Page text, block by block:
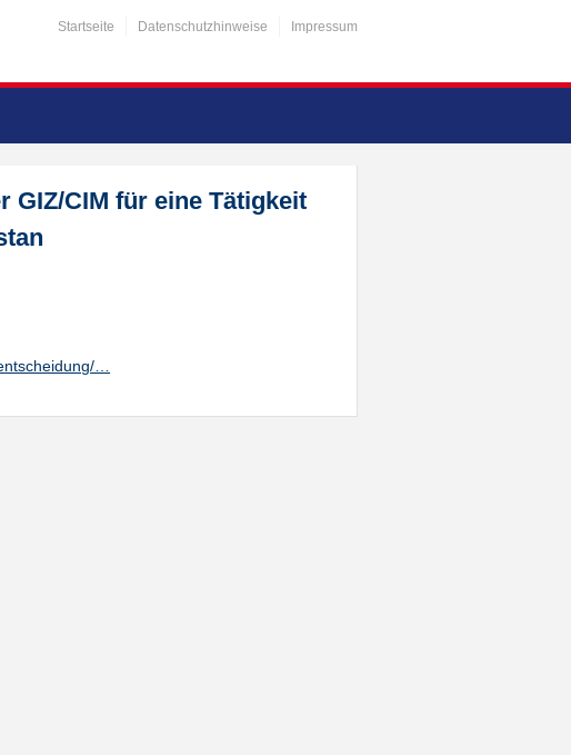
Startseite Datenschutzhinweise Impressum
GIZ/CIM für eine Tätigkeit
…